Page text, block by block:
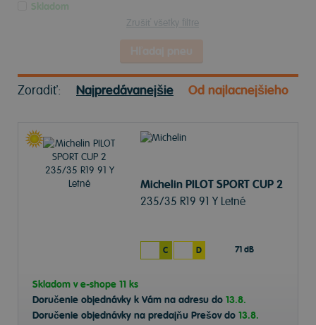
Skladom
Zrušiť všetky filtre
Zoradiť: Najpredávanejšie Od najlacnejšieho
Michelin PILOT SPORT CUP 2
235/35 R19 91 Y Letné
C D 71 dB
Skladom ve-shope 11 ks
Doručenie objednávky k Vám na adresu do 13.8.
Doručenie objednávky na predajňu Prešov do 13.8.